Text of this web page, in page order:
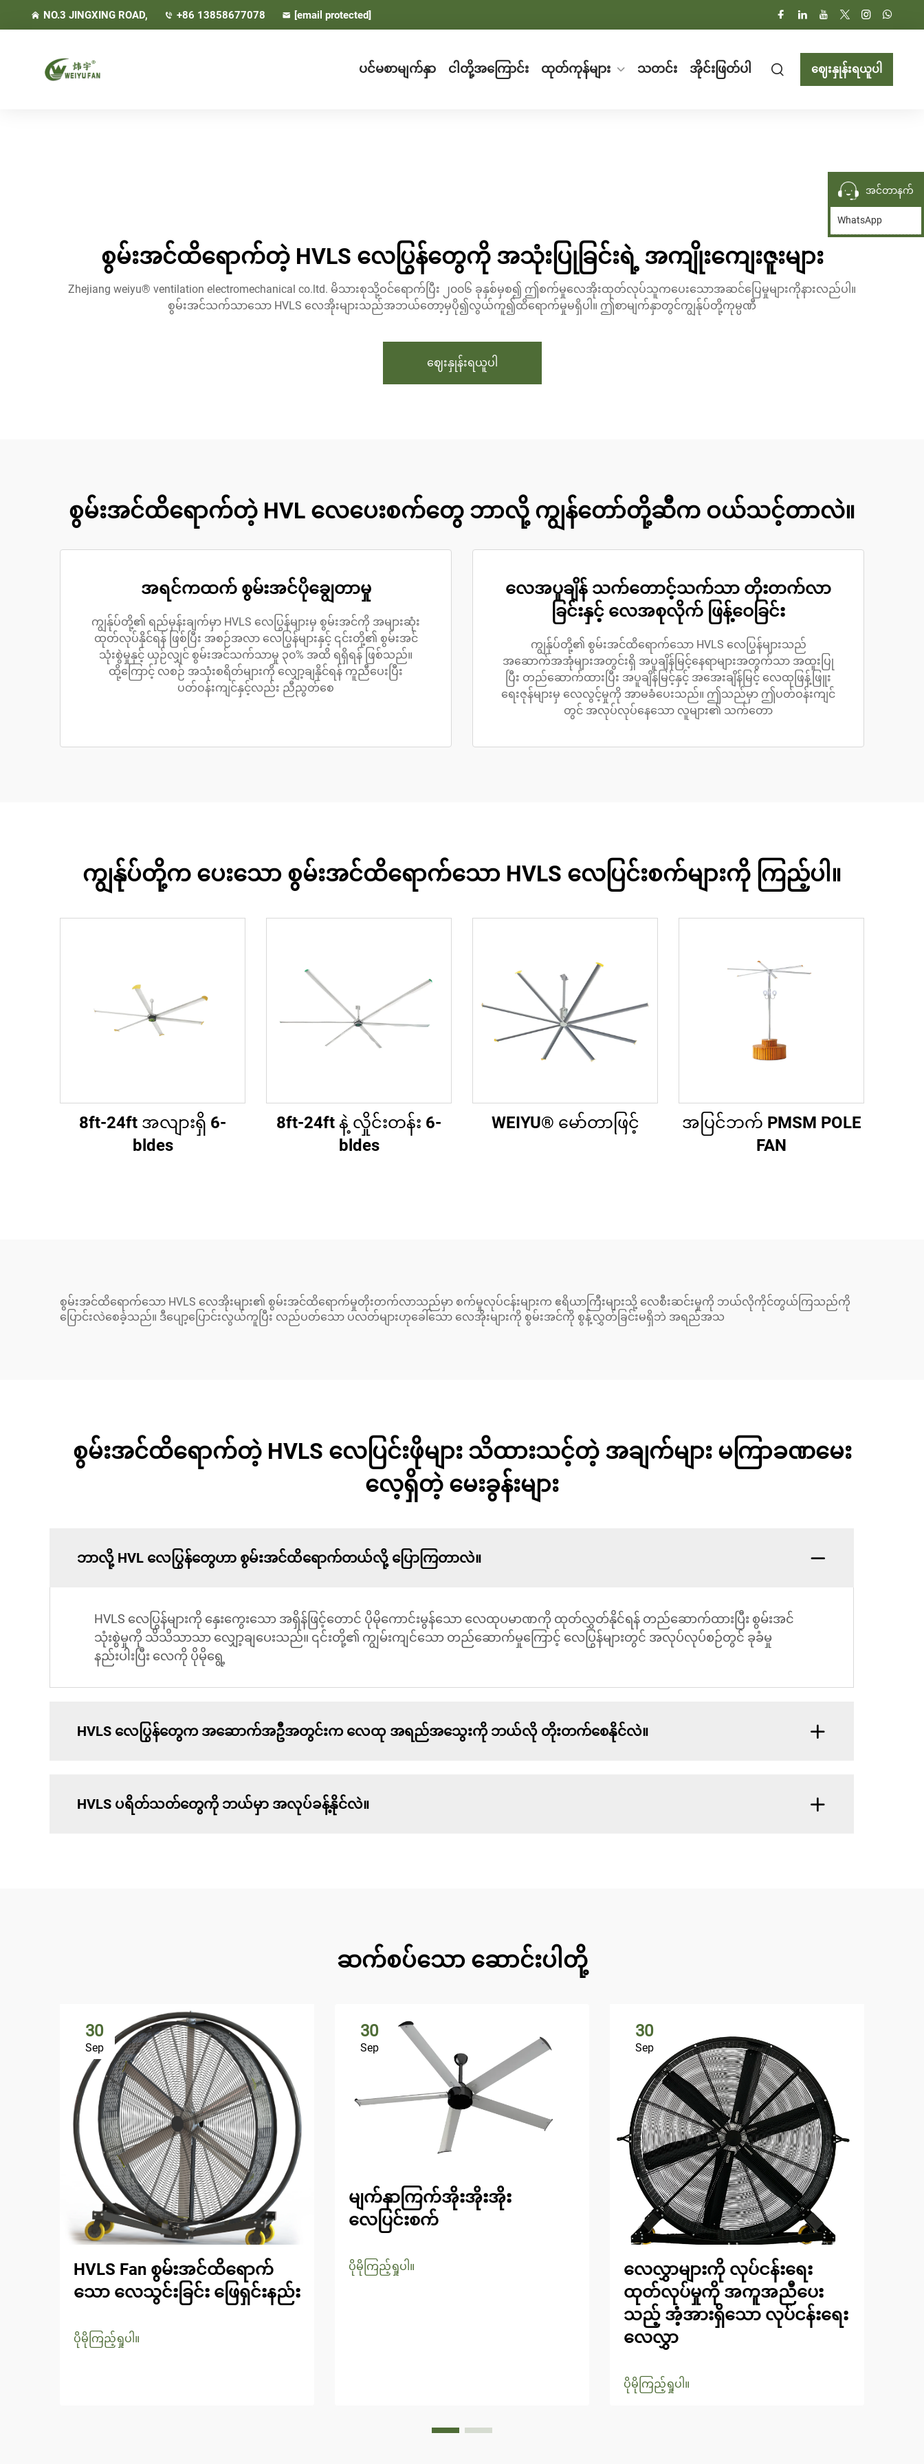
NO.3 JINGXING ROAD, +86 13858677078 [email protected]
ပင်မစာမျက်နှာ ငါတို့အကြောင်း ထုတ်ကုန်များ သတင်း အိုင်းဖြတ်ပါ ဈေးနှုန်းရယူပါ
စွမ်းအင်ထိရောက်တဲ့ HVLS လေပြွန်တွေကို အသုံးပြုခြင်းရဲ့ အကျိုးကျေးဇူးများ
Zhejiang weiyu® ventilation electromechanical co.ltd. မိသားစုသို့ဝင်ရောက်ပြီး ၂၀၀၆ ခုနှစ်မှစ၍ ဤစက်မှုလေအိုးထုတ်လုပ်သူကပေးသောအဆင်ပြေမှုများကိုနားလည်ပါ။
စွမ်းအင်သက်သာသော HVLS လေအိုးများသည်အဘယ်တော့မှပို၍လွယ်ကူ၍ထိရောက်မှုမရှိပါ။ ဤစာမျက်နှာတွင်ကျွန်ုပ်တို့ကုမ္ပဏီ
ဈေးနှုန်းရယူပါ
စွမ်းအင်ထိရောက်တဲ့ HVL လေပေးစက်တွေ ဘာလို့ ကျွန်တော်တို့ဆီက ဝယ်သင့်တာလဲ။
အရင်ကထက် စွမ်းအင်ပိုချွေတာမှု
ကျွန်ုပ်တို့၏ ရည်မှန်းချက်မှာ HVLS လေပြွန်များမှ စွမ်းအင်ကို အများဆုံး
ထုတ်လုပ်နိုင်ရန် ဖြစ်ပြီး အစဉ်အလာ လေပြွန်များနှင့် ၎င်းတို့၏ စွမ်းအင်
သုံးစွဲမှုနှင့် ယှဉ်လျှင် စွမ်းအင်သက်သာမှု ၃၀% အထိ ရရှိရန် ဖြစ်သည်။
ထို့ကြောင့် လစဉ် အသုံးစရိတ်များကို လျှော့ချနိုင်ရန် ကူညီပေးပြီး
ပတ်ဝန်းကျင်နှင့်လည်း ညီညွတ်စေ
လေအပူချိန် သက်တောင့်သက်သာ တိုးတက်လာ
ခြင်းနှင့် လေအစုလိုက် ဖြန့်ဝေခြင်း
ကျွန်ုပ်တို့၏ စွမ်းအင်ထိရောက်သော HVLS လေပြွန်များသည်
အဆောက်အအုံများအတွင်းရှိ အပူချိန်မြင့်နေရာများအတွက်သာ အထူးပြု
ပြီး တည်ဆောက်ထားပြီး အပူချိန်မြင့်နှင့် အအေးချိန်မြင့် လေထုဖြန့်ဖြူး
ရေးဇုန်များမှ လေလွင့်မှုကို အာမခံပေးသည်။ ဤသည်မှာ ဤပတ်ဝန်းကျင်
တွင် အလုပ်လုပ်နေသော လူများ၏ သက်တော
ကျွန်ုပ်တို့က ပေးသော စွမ်းအင်ထိရောက်သော HVLS လေပြင်းစက်များကို ကြည့်ပါ။
8ft-24ft အလျားရှိ 6-
bldes
8ft-24ft နဲ့ လှိုင်းတန်း 6-
bldes
WEIYU® မော်တာဖြင့်
အပြင်ဘက် PMSM POLE
FAN
စွမ်းအင်ထိရောက်သော HVLS လေအိုးများ၏ စွမ်းအင်ထိရောက်မှုတိုးတက်လာသည်မှာ စက်မှုလုပ်ငန်းများက ဧရိယာကြီးများသို့ လေစီးဆင်းမှုကို ဘယ်လိုကိုင်တွယ်ကြသည်ကို
ပြောင်းလဲစေခဲ့သည်။ ဒီပျော့ပြောင်းလွယ်ကူပြီး လည်ပတ်သော ပလတ်များဟုခေါ်သော လေအိုးများကို စွမ်းအင်ကို စွန့်လွှတ်ခြင်းမရှိဘဲ အရည်အသ
စွမ်းအင်ထိရောက်တဲ့ HVLS လေပြင်းဖိုများ သိထားသင့်တဲ့ အချက်များ မကြာခဏမေး
လေ့ရှိတဲ့ မေးခွန်းများ
ဘာလို့ HVL လေပြွန်တွေဟာ စွမ်းအင်ထိရောက်တယ်လို့ ပြောကြတာလဲ။
HVLS လေပြွန်များကို နှေးကွေးသော အရှိန်ဖြင့်တောင် ပိုမိုကောင်းမွန်သော လေထုပမာဏကို ထုတ်လွှတ်နိုင်ရန် တည်ဆောက်ထားပြီး စွမ်းအင်
သုံးစွဲမှုကို သိသိသာသာ လျှော့ချပေးသည်။ ၎င်းတို့၏ ကျွမ်းကျင်သော တည်ဆောက်မှုကြောင့် လေပြွန်များတွင် အလုပ်လုပ်စဉ်တွင် ခုခံမှု
နည်းပါးပြီး လေကို ပိုမိုရွေ့
HVLS လေပြွန်တွေက အဆောက်အဦအတွင်းက လေထု အရည်အသွေးကို ဘယ်လို တိုးတက်စေနိုင်လဲ။
HVLS ပရိတ်သတ်တွေကို ဘယ်မှာ အလုပ်ခန့်နိုင်လဲ။
ဆက်စပ်သော ဆောင်းပါတို့
30
Sep
HVLS Fan စွမ်းအင်ထိရောက်
သော လေသွင်းခြင်း ဖြေရှင်းနည်း
ပိုမိုကြည့်ရှုပါ။
30
Sep
မျက်နှာကြက်အိုးအိုးအိုး
လေပြင်းစက်
ပိုမိုကြည့်ရှုပါ။
30
Sep
လေလွှာများကို လုပ်ငန်းရေး
ထုတ်လုပ်မှုကို အကူအညီပေး
သည့် အံ့အားရှိသော လုပ်ငန်းရေး
လေလွှာ
ပိုမိုကြည့်ရှုပါ။
အင်တာနက်
WhatsApp